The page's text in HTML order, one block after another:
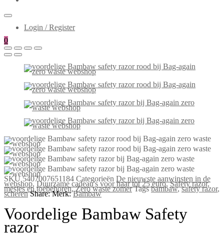
Login / Register
0
SKU5407007651184 Categorieën De nieuwste aanwinsten in de
webshop,Duurzame cadeau's voor haar tot 25 euro,Safety razor,
mesjes en toebehoren,Zero waste zomer Tags bambaw,safety razor,
scheren Share: Merk:Bambaw
Voordelige Bambaw Safety
razor